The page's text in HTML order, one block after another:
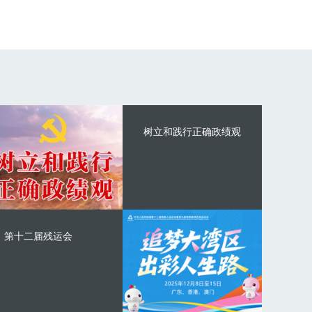
树立和践行正确政绩观
第十二届残运会